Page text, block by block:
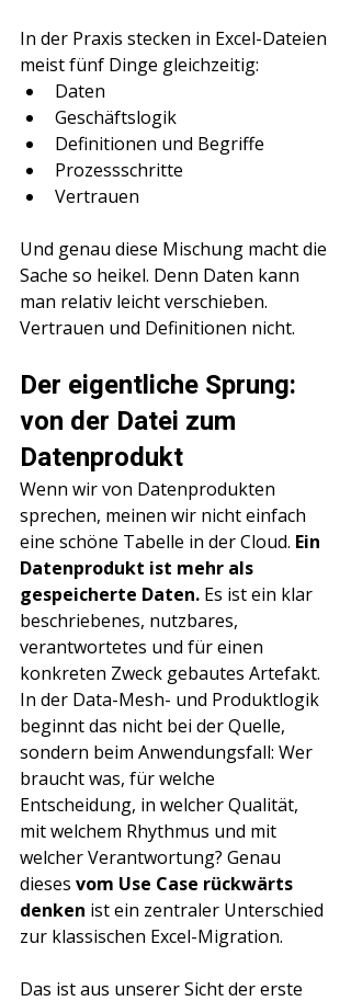
In der Praxis stecken in Excel-Dateien
meist fünf Dinge gleichzeitig:
Daten
Geschäftslogik
Definitionen und Begriffe
Prozessschritte
Vertrauen
Und genau diese Mischung macht die
Sache so heikel. Denn Daten kann
man relativ leicht verschieben.
Vertrauen und Definitionen nicht.
Der eigentliche Sprung:
von der Datei zum
Datenprodukt
Wenn wir von Datenprodukten
sprechen, meinen wir nicht einfach
eine schöne Tabelle in der Cloud. Ein
Datenprodukt ist mehr als
gespeicherte Daten. Es ist ein klar
beschriebenes, nutzbares,
verantwortetes und für einen
konkreten Zweck gebautes Artefakt.
In der Data-Mesh- und Produktlogik
beginnt das nicht bei der Quelle,
sondern beim Anwendungsfall: Wer
braucht was, für welche
Entscheidung, in welcher Qualität,
mit welchem Rhythmus und mit
welcher Verantwortung? Genau
dieses vom Use Case rückwärts
denken ist ein zentraler Unterschied
zur klassischen Excel-Migration.
Das ist aus unserer Sicht der erste